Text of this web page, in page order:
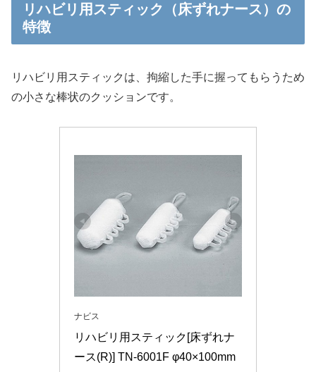
リハビリ用スティック（床ずれナース）の
特徴
リハビリ用スティックは、拘縮した手に握ってもらうため
の小さな棒状のクッションです。
ナビス
リハビリ用スティック[床ずれナ
ース(R)] TN-6001F φ40×100mm